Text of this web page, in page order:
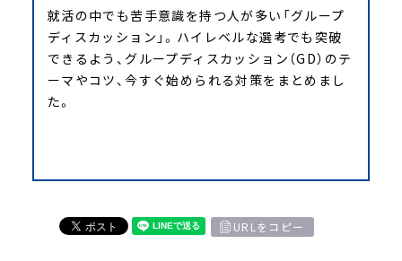
就活の中でも苦手意識を持つ人が多い「グループ
ディスカッション」。ハイレベルな選考でも突破
できるよう、グループディスカッション（GD）のテ
ーマやコツ、今すぐ始められる対策をまとめまし
た。
URLをコピー